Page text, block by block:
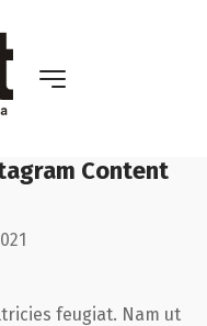
Content
feugiat. Nam ut